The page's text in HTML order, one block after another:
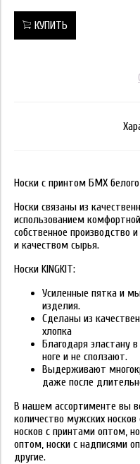
КУПИТЬ
Носки с принтом БМХ
Носки связаны из
использованием
собственное производство
и качеством сырья.
Носки KINGKIT:
Усиленные пятка и
изделия.
Сделаны из
хлопка
Благодаря эластану
ноге и не сползают.
Выдерживают
даже после
В нашем ассортименте вы
количество мужских
носков с принтами оптом,
оптом, носки с надписями
другие.